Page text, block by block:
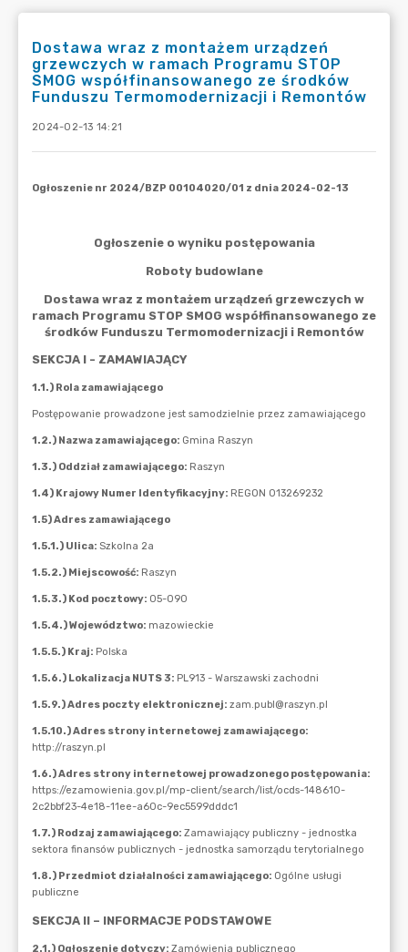
Dostawa wraz z montażem urządzeń
grzewczych w ramach Programu STOP
SMOG współfinansowanego ze środków
Funduszu Termomodernizacji i Remontów
2024-02-13 14:21